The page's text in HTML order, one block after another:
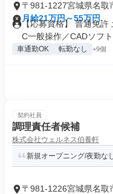
〒981-1227宮城県名取
月給21万円～55万円
【応募資格】 普通免許
C一般操作／CADソフト
車通勤OK 転勤なし +9個
契約社員
調理責任者候補
株式会社ウェルネス伯養軒
新規オープニング/夜勤な
〒981-1226宮城県名取